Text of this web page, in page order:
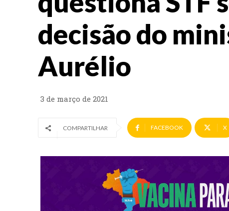
decisão do
Aurélio
3 de março de 2021
COMPARTILHAR FACEBOOK X